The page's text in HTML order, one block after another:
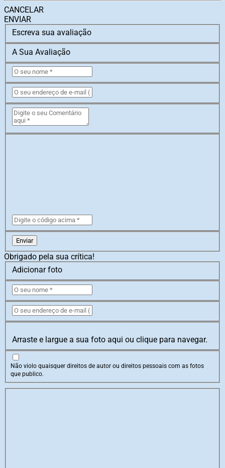
CANCELAR
ENVIAR
Escreva sua avaliação
A Sua Avaliação
Enviar
Obrigado pela sua crítica!
Adicionar foto
Arraste e largue a sua foto aqui ou clique para navegar.
Não violo quaisquer direitos de autor ou direitos pessoais com as fotos
que publico.